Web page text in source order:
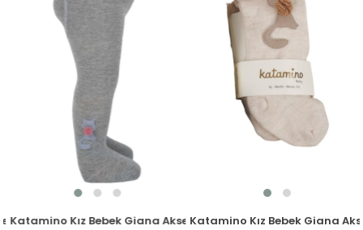
Külotlu Çorap K32240 Çağla Yeşili
Katamino Kız Bebek Giana Aksesuarlı Külotlu Çorap K32240
Katamino Kız Bebek Giana